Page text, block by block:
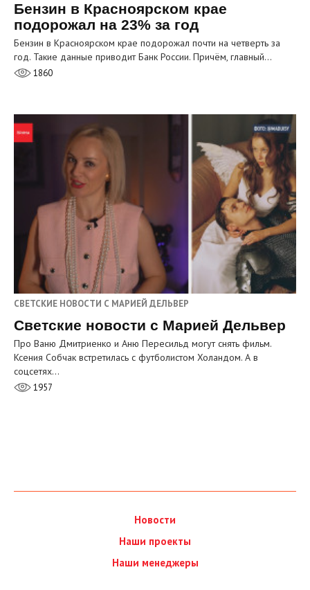
Бензин в Красноярском крае
подорожал на 23% за год
Бензин в Красноярском крае подорожал почти на четверть за
год. Такие данные приводит Банк России. Причём, главный…
1860
СВЕТСКИЕ НОВОСТИ С МАРИЕЙ ДЕЛЬВЕР
Светские новости с Марией Дельвер
Про Ваню Дмитриенко и Аню Пересильд могут снять фильм.
Ксения Собчак встретилась с футболистом Холандом. А в
соцсетях…
1957
Новости
Наши проекты
Наши менеджеры